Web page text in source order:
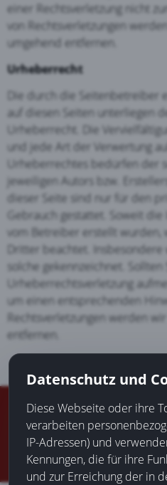
einer Rechtsverletzung nicht
von Rechtsverletzungen
umgehend entfernen.
Urheberrecht
Die durch die Seitenbetreiber
auf diesen Seiten unterliegen
Urheberrecht. Die
und jede Art der Verwertung
Urheberrechtes bedürfen der
jeweiligen Autors bzw.
dieser Seite sind nur für den
Gebrauch gestattet. Soweit
vom Betreiber erstellt
Dritter beachtet.
solche gekennzeichnet.
Urheberrechtsverletzung
um einen entsprechenden
Rechtsverletzungen werden
entfernen.
© 2013 - 2026Seriöse
Impressum
Datenschutz und
Diese Webseite oder ihre
verarbeiten
IP-Adressen) und
Kennungen, die für ihre
und zur Erreichung der in